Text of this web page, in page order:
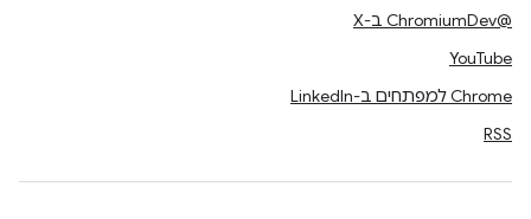
@ChromiumDev ב-X
YouTube
Chrome למפתחים ב-LinkedIn
RSS